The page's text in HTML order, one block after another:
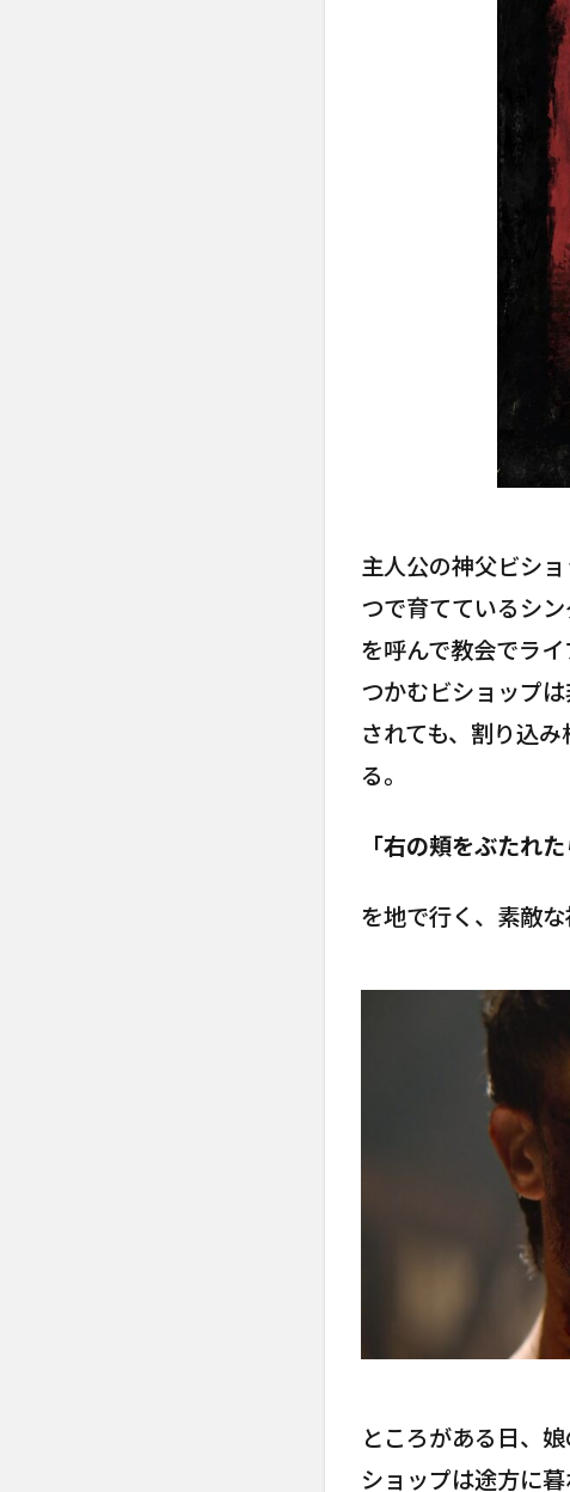
主人公の神父ビシ
つで育てているシ
を呼んで教会でラ
つかむビショップ
されても、割り込
る。
「右の頬をぶたれ
を地で行く、素敵な
ところがある日、
ショップは途方に